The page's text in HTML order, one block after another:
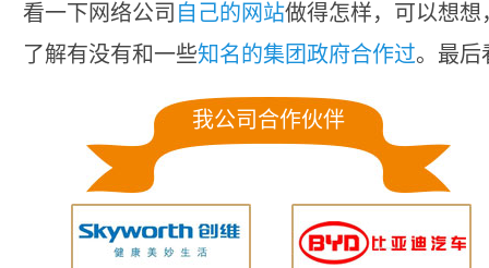
看一下网络公司 自己的网站做得怎样，可以想
了解有没有和一些知名的集团政府合作过。最后
我公司合作伙伴